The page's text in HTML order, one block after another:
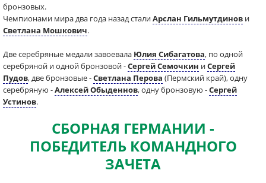
бронзовых.
Чемпионами мира два года назад сталиАрслан Гильмутдинов и
Светлана Мошкович.
Две серебряные медали завоевала Юлия Сибагатова, по одной
серебряной и одной бронзовой -Сергей Семочкин иСергей
Пудов, две бронзовые -Светлана Перова (Пермский край), одну
серебряную -Алексей Обыденнов, одну бронзовую -Сергей
Устинов.
СБОРНАЯ ГЕРМАНИИ -
ПОБЕДИТЕЛЬ КОМАНДНОГО
ЗАЧЕТА